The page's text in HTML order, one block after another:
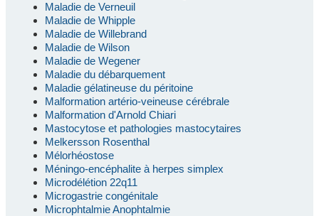
Maladie de Verneuil
Maladie de Whipple
Maladie de Willebrand
Maladie de Wilson
Maladie de Wegener
Maladie du débarquement
Maladie gélatineuse du péritoine
Malformation artério-veineuse cérébrale
Malformation d'Arnold Chiari
Mastocytose et pathologies mastocytaires
Melkersson Rosenthal
Mélorhéostose
Méningo-encéphalite à herpes simplex
Microdélétion 22q11
Microgastrie congénitale
Microphtalmie Anophtalmie